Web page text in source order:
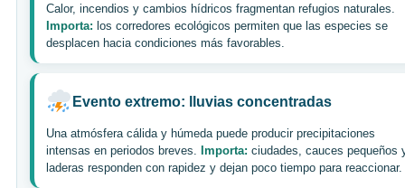
Calor, incendios y cambios hídricos fragmentan refugios naturales.
Importa: los corredores ecológicos permiten que las especies se
desplacen hacia condiciones más favorables.
Evento extremo: lluvias concentradas
Una atmósfera cálida y húmeda puede producir precipitaciones
intensas en periodos breves. Importa: ciudades, cauces pequeños
laderas responden con rapidez y dejan poco tiempo para reaccionar.